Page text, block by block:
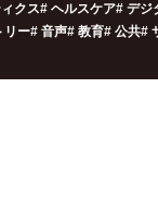
クス# ヘルスケア# デジ
リー# 音声# 教育# 公共#